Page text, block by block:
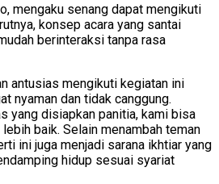
mengaku senang dapat mengikuti
konsep acara yang santai
berinteraksi tanpa rasa
antusias mengikuti kegiatan ini
nyaman dan tidak canggung.
yang disiapkan panitia, kami bisa
baik. Selain menambah teman
ini juga menjadi sarana ikhtiar yang
hidup sesuai syariat